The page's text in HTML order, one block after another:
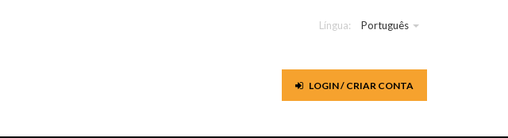
Língua: Português
LOGIN / CRIAR CONTA